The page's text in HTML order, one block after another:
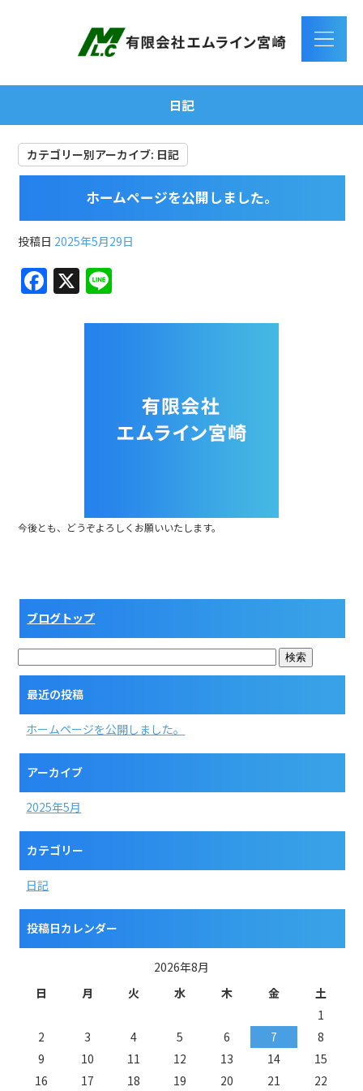
日記
カテゴリー別アーカイブ: 日記
ホームページを公開しました。
投稿日 2025年5月29日
F
a
X
e
今後とも、どうぞよろしくお願いいたします。
ブログトップ
最近の投稿
ホームページを公開しました。
アーカイブ
2025年5月
カテゴリー
日記
投稿日カレンダー
2026年8月
日
月 火 水 木 金
土
1
2
3 4 5 6 7
8
9
10 11 12 13 14
15
16
17 18 19 20 21 22